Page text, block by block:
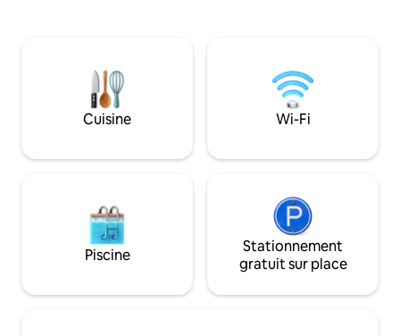
la salle de bain et la cuisine. Vous devez
donc laisser la maison dans l'état où vous
l'avez trouvée à votre arrivée. Le bateau
à rames est inclus dans le chalet. Vous
partir.
télévision, un
à bois (bois
toilettes et trois
de sept lits.
Cuisine Wi-Fi
Piscine
Stationnement
gratuit sur place